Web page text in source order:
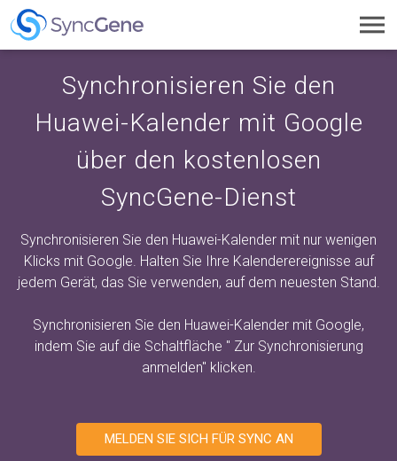
Synchronisieren Sie den
Huawei-Kalender mit Google
über den kostenlosen
SyncGene-Dienst
Synchronisieren Sie den Huawei-Kalender mit nur wenigen
Klicks mit Google. Halten Sie Ihre Kalenderereignisse auf
jedem Gerät, das Sie verwenden, auf dem neuesten Stand.
Synchronisieren Sie den Huawei-Kalender mit Google,
indem Sie auf die Schaltfläche " Zur Synchronisierung
anmelden" klicken.
MELDEN SIE SICH FÜR SYNC AN